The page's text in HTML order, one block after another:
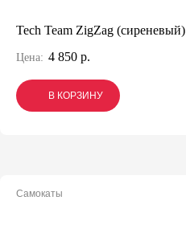
Tech Team ZigZag (сиреневый)
Цена: 4 850 р.
В КОРЗИНУ
В КОРЗИНУ
В КОРЗИНУ
Самокаты